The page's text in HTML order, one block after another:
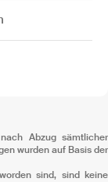
Abzug sämtlicher
wurden auf Basis der
sind, sind keine